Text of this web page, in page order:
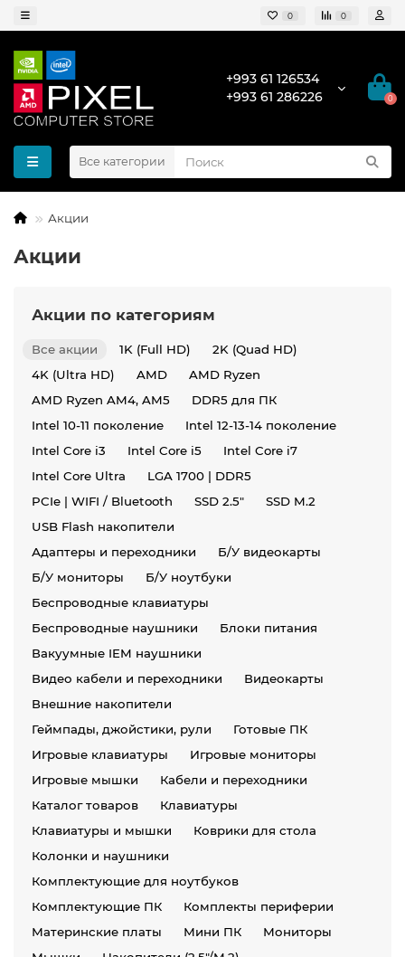
0 0
+993 61 126534
+993 61 286226
0
Все категории
Акции
Акции
Акции по категориям
Все акции 1K (Full HD)
2K (Quad HD)
4K (Ultra HD)
AMD
AMD Ryzen
AMD Ryzen AM4, AM5
DDR5 для ПК
Intel 10-11 поколение
Intel 12-13-14 поколение
Intel Core i3
Intel Core i5
Intel Core i7
Intel Core Ultra
LGA 1700 | DDR5
PCIe | WIFI / Bluetooth
SSD 2.5"
SSD M.2
USB Flash накопители
Адаптеры и переходники
Б/У видеокарты
Б/У мониторы
Б/У ноутбуки
Беспроводные клавиатуры
Беспроводные наушники
Блоки питания
Вакуумные IEM наушники
Видео кабели и переходники
Видеокарты
Внешние накопители
Геймпады, джойстики, рули
Готовые ПК
Игровые клавиатуры
Игровые мониторы
Игровые мышки
Кабели и переходники
Каталог товаров
Клавиатуры
Клавиатуры и мышки
Коврики для стола
Колонки и наушники
Комплектующие для ноутбуков
Комплектующие ПК
Комплекты периферии
Материнские платы
Мини ПК
Мониторы